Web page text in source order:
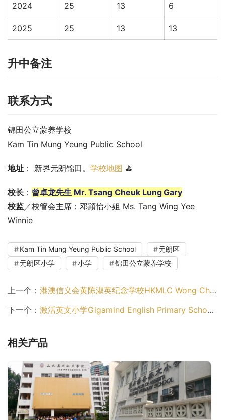
2024 25 13 6
2025 25 13 13
升中备注
联系方式
锦田公立蒙养学校
Kam Tin Mung Yeung Public School
地址 ： 新界元朗锦田。 学校地图 ⛳
校长 ： 曾卓龙先生 Mr. Tsang Cheuk Lung Gary
校监／校管会主席：邓頴怡小姐 Ms. Tang Wing Yee
Winnie
Kam Tin Mung Yeung Public School
元朗区
元朗区小学
小学 锦田公立蒙养学校
上一个： 港澳信义会黄陈淑英纪念学校HKMLC Wong Chan Sook Ying Memorial School（元朗区小学）
下一个： 激活英文小学Gigamind English Primary School（元朗区小学）
相关产品